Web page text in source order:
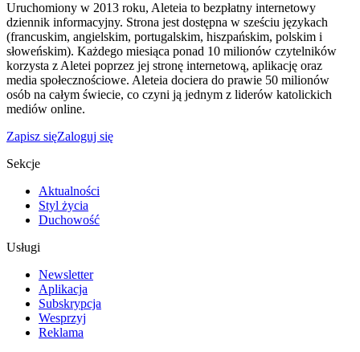
Uruchomiony w 2013 roku, Aleteia to bezpłatny internetowy
dziennik informacyjny. Strona jest dostępna w sześciu językach
(francuskim, angielskim, portugalskim, hiszpańskim, polskim i
słoweńskim). Każdego miesiąca ponad 10 milionów czytelników
korzysta z Aletei poprzez jej stronę internetową, aplikację oraz
media społecznościowe. Aleteia dociera do prawie 50 milionów
osób na całym świecie, co czyni ją jednym z liderów katolickich
mediów online.
Zapisz sięZaloguj się
Sekcje
Aktualności
Styl życia
Duchowość
Usługi
Newsletter
Aplikacja
Subskrypcja
Wesprzyj
Reklama